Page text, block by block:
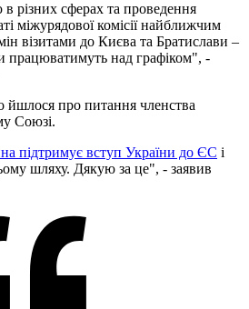
різних сферах та проведення
міжурядової комісії найближчим
візитами до Києва та Братислави –
працюватимуть над графіком", -
про питання членства
Союзі.
підтримує вступ України до ЄС і
шляху. Дякую за це", - заявив